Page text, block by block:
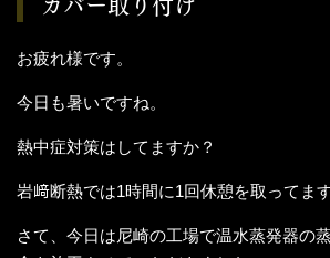
お疲れ様です。
今日も暑いですね。
熱中症対策はしてますか？
岩﨑断熱では1時間に1回休憩を取ってます
さて、今日は尼崎の工場で温水蒸発器の